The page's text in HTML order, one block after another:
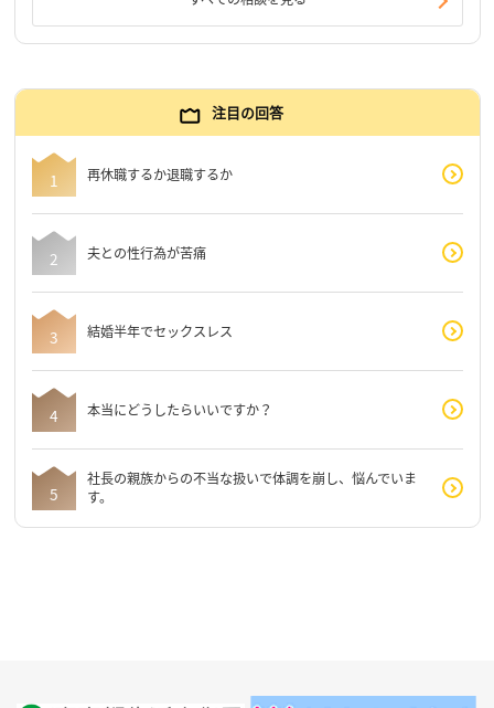
注目の回答
再休職するか退職するか
夫との性行為が苦痛
結婚半年でセックスレス
本当にどうしたらいいですか？
社長の親族からの不当な扱いで体調を崩し、悩んでいま
す。